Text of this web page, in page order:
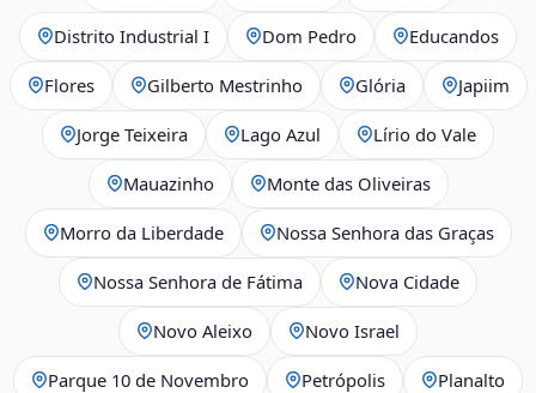
Distrito Industrial I Dom Pedro Educandos
Flores Gilberto Mestrinho Glória Japiim
Jorge Teixeira Lago Azul Lírio do Vale
Mauazinho Monte das Oliveiras
Morro da Liberdade Nossa Senhora das Graças
Nossa Senhora de Fátima Nova Cidade
Novo Aleixo Novo Israel
Parque 10 de Novembro Petrópolis Planalto